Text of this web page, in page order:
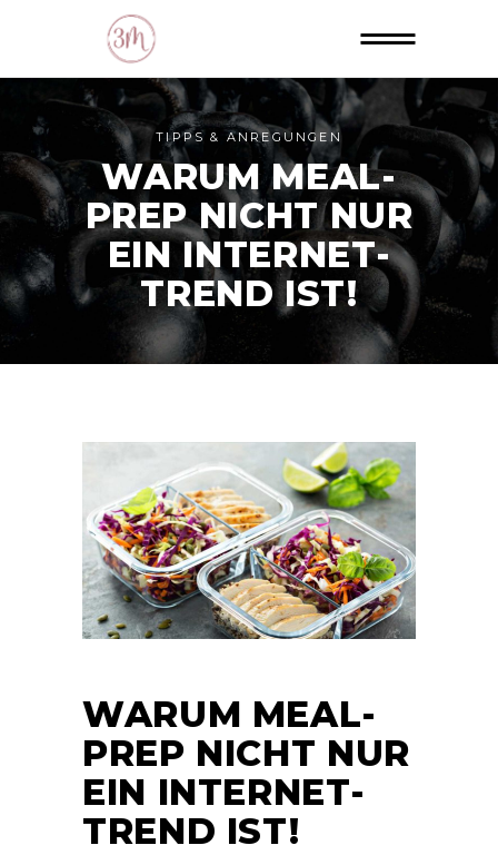
TIPPS & ANREGUNGEN
WARUM MEAL-
PREP NICHT NUR
EIN INTERNET-
TREND IST!
WARUM MEAL-
PREP NICHT NUR
EIN INTERNET-
TREND IST!